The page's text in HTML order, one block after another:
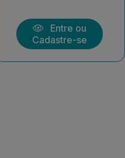
Entre ou
Cadastre-se